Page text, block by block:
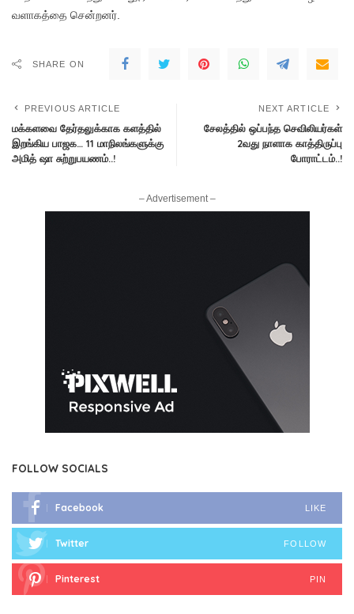
வளாகத்தை சென்றனர்.
SHARE ON
PREVIOUS ARTICLE
மக்களவை தேர்தலுக்காக களத்தில்
இறங்கிய பாஜக… 11 மாநிலங்களுக்கு
அமித் ஷா சுற்றுபயணம்..!
NEXT ARTICLE
சேலத்தில் ஒப்பந்த செவிலியர்கள்
2வது நாளாக காத்திருப்பு
போராட்டம்..!
– Advertisement –
FOLLOW SOCIALS
Facebook LIKE
Twitter FOLLOW
Pinterest PIN